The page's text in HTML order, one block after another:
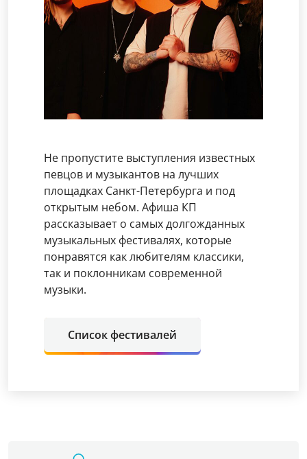
Не пропустите выступления известных
певцов и музыкантов на лучших
площадках Санкт-Петербурга и под
открытым небом. Афиша КП
рассказывает о самых долгожданных
музыкальных фестивалях, которые
понравятся как любителям классики,
так и поклонникам современной
музыки.
Список фестивалей